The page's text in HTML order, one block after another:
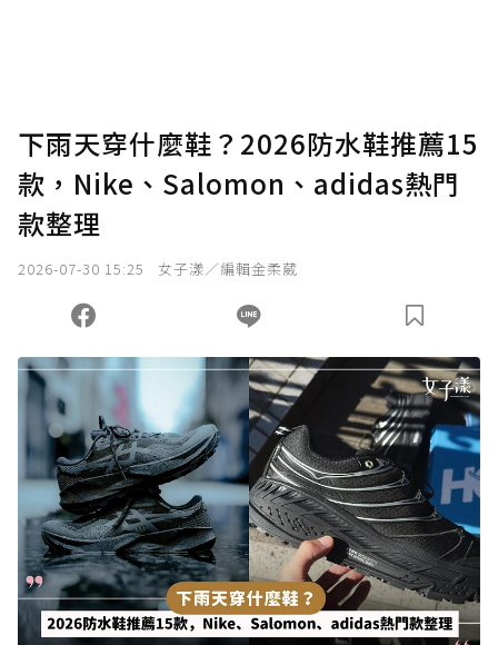
下雨天穿什麼鞋？2026防水鞋推薦15
款，Nike、Salomon、adidas熱門
款整理
2026-07-30 15:25 女子漾／編輯金柔葳